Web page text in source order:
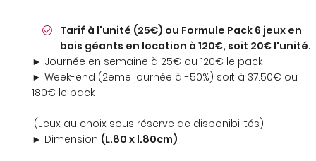
En cochant cette case, vous consentez à recevoir nos propositions
commerciales à l'adresse email indiqué ci-dessus. Vous pouvez vous
désinscrire à tout moment en utilisant
le formulaire de désinscription
INSCRIPTION
Tarif à l'unité (25€) ou Formule Pack 6 jeux en
bois géants en location à 120€, soit 20€ l'unité.
► Journée en semaine à 25€ ou 120€ le pack
► Week-end (2eme journée à -50%) soit à 37.50€ ou
180€ le pack
(Jeux au choix sous réserve de disponibilités)
► Dimension (L.80 x l.80cm)